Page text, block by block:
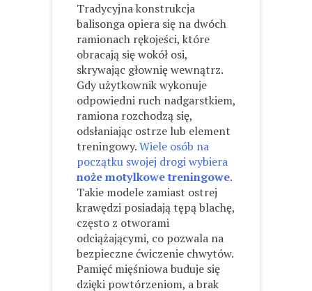
Tradycyjna konstrukcja
balisonga opiera się na dwóch
ramionach rękojeści, które
obracają się wokół osi,
skrywając głownię wewnątrz.
Gdy użytkownik wykonuje
odpowiedni ruch nadgarstkiem,
ramiona rozchodzą się,
odsłaniając ostrze lub element
treningowy.Wiele osób na
początku swojej drogi wybiera
noże motylkowe treningowe.
Takie modele zamiast ostrej
krawędzi posiadają tępą blachę,
często z otworami
odciążającymi, co pozwala na
bezpieczne ćwiczenie chwytów.
Pamięć mięśniowa buduje się
dzięki powtórzeniom, a brak